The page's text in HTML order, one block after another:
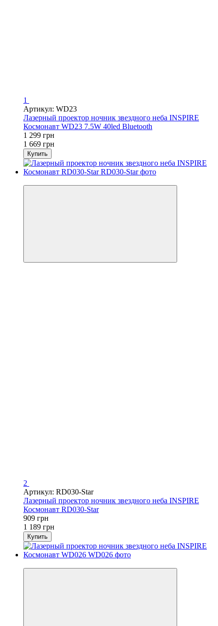
1
Артикул: WD23
Лазерный проектор ночник звездного неба INSPIRE
Космонавт WD23 7.5W 40led Bluetooth
1 299 грн
1 669 грн
Купить
2
Артикул: RD030-Star
Лазерный проектор ночник звездного неба INSPIRE
Космонавт RD030-Star
909 грн
1 189 грн
Купить